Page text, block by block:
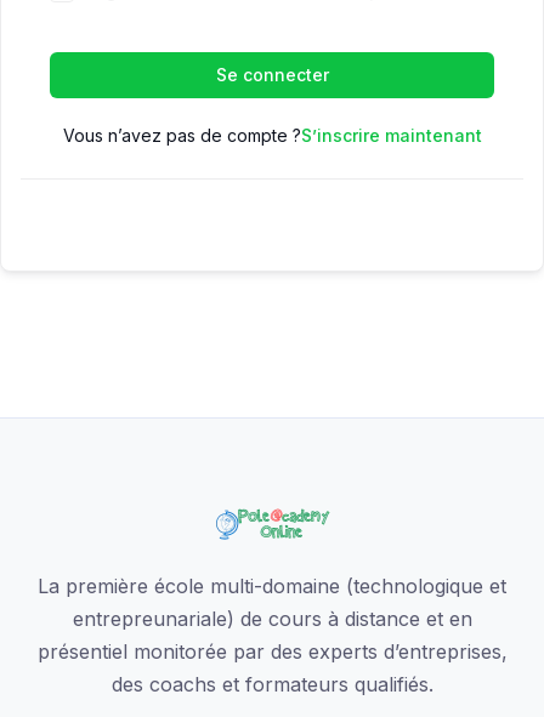
Se connecter
Vous n’avez pas de compte ?S’inscrire maintenant
La première école multi-domaine (technologique et
entrepreunariale) de cours à distance et en
présentiel monitorée par des experts d’entreprises,
des coachs et formateurs qualifiés.